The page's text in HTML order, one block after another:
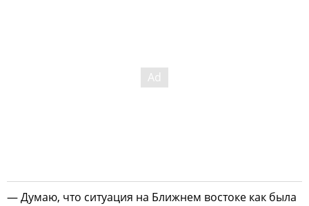
— Думаю, что ситуация на Ближнем востоке как была